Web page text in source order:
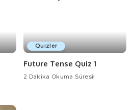
Quizler
Future Tense Quiz 1
2 Dakika Okuma Süresi